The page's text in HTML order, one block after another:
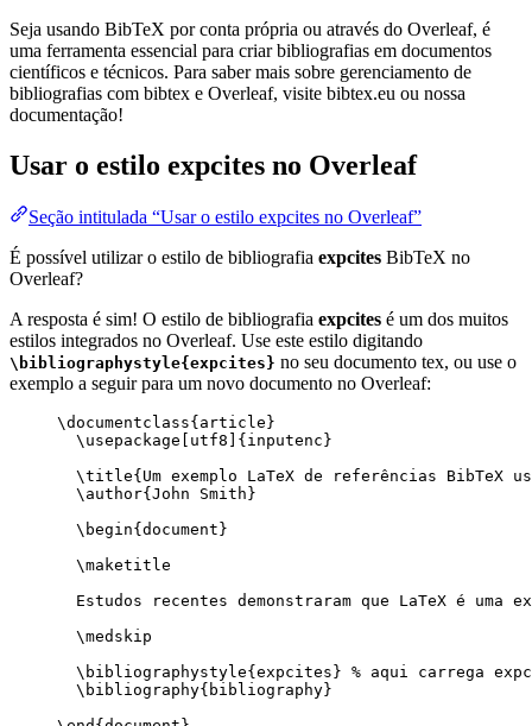
Seja usando BibTeX por conta própria ou através do Overleaf, é
uma ferramenta essencial para criar bibliografias em documentos
científicos e técnicos. Para saber mais sobre gerenciamento de
bibliografias com bibtex e Overleaf, visite bibtex.eu ou nossa
documentação!
Usar o estilo expcites no Overleaf
Seção intitulada “Usar o estilo expcites no Overleaf”
É possível utilizar o estilo de bibliografia expcites BibTeX no
Overleaf?
A resposta é sim! O estilo de bibliografia expcites é um dos muitos
estilos integrados no Overleaf. Use este estilo digitando
\bibliographystyle{expcites} no seu documento tex, ou use o
exemplo a seguir para um novo documento no Overleaf:
\documentclass{ article }
\usepackage
utf8 ]{ inputenc }
\title{Um exemplo LaTeX de referências
\author{John Smith}
\begin{ document }
\maketitle
Estudos recentes demonstraram que LaTeX é
\medskip
\bibliographystyle{expcites} % aqui carrega
\bibliography{bibliography}